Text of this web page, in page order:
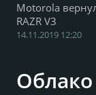
Motorola
RAZR V3
14.11.2019 12:20
Облако